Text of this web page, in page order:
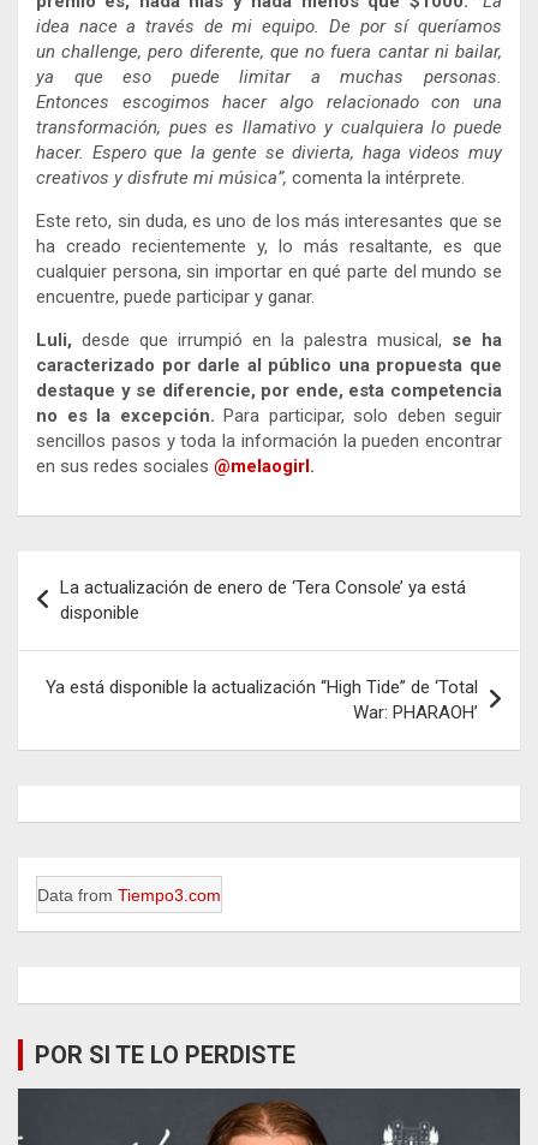
idea nace a través de mi equipo. De por sí queríamos
un challenge, pero diferente, que no fuera cantar ni bailar,
ya que eso puede limitar a muchas personas.
Entonces escogimos hacer algo relacionado con una
transformación, pues es llamativo y cualquiera lo puede
hacer. Espero que la gente se divierta, haga videos muy
creativos y disfrute mi música”, comenta la intérprete.
Este reto, sin duda, es uno de los más interesantes que se
ha creado recientemente y, lo más resaltante, es que
cualquier persona, sin importar en qué parte del mundo se
encuentre, puede participar y ganar.
Luli, desde que irrumpió en la palestra musical, se ha
caracterizado por darle al público una propuesta que
destaque y se diferencie, por ende, esta competencia
no es la excepción. Para participar, solo deben seguir
sencillos pasos y toda la información la pueden encontrar
en sus redes sociales @melaogirl .
de
entradas
La actualización de enero de ‘Tera Console’ ya está
disponible
Ya está disponible la actualización “High Tide” de ‘Total
War: PHARAOH’
Data from Tiempo3.com
POR SI TE LO PERDISTE